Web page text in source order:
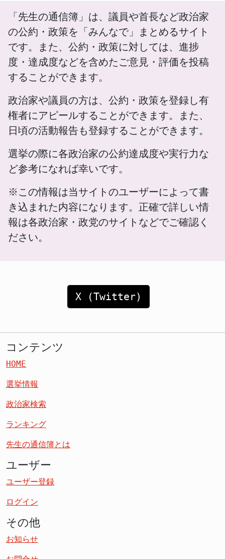
「先生の通信簿」は、議員や首長など政治家
の公約・政策を「みんなで」まとめるサイト
です。また、公約・政策に対しては、進捗
度・達成度などを含めたご意見・評価を投稿
することができます。
政治家や議員の方は、公約・政策を登録し有
権者にアピールすることができます。また、
日頃の活動報告も登録することができます。
選挙の際に各政治家の公約達成度や実行力な
ど参考になれば幸いです。
※この情報は当サイトのユーザーによって書
き込まれた内容になります。正確で詳しい情
報は各政治家・政党のサイトなどでご確認く
ださい。
X (Twitter)
コンテンツ
HOME
選挙情報
政治家検索
ランキング
先生の通信簿とは
ユーザー
ユーザー登録
ログイン
その他
お知らせ